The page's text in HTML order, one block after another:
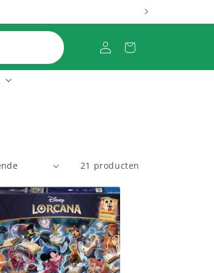
Inloggen
Winkelwagen
21 producten